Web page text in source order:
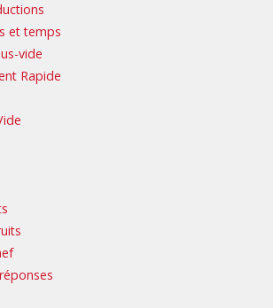
et temps
vide
Rapide